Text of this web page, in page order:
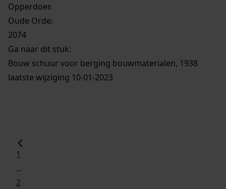
Opperdoes
Oude Orde:
2074
Ga naar dit stuk:
Bouw schuur voor berging bouwmaterialen, 1938
laatste wijziging 10-01-2023
1
...
2